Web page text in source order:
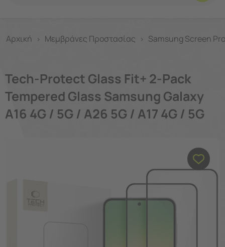
Αρχική > Μεμβράνες Προστασίας > Samsung Screen
Tech-Protect Glass Fit+ 2-Pack
Tempered Glass Samsung Galaxy
A16 4G / 5G / A26 5G / A17 4G / 5G